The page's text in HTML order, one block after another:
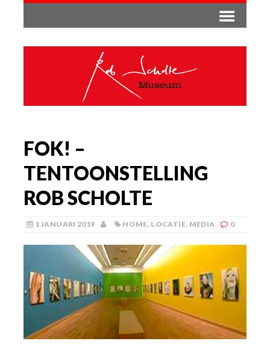
FOK! –
TENTOONSTELLING
ROB SCHOLTE
1 JANUARI 2019 HOME, LOCATIE, MEDIA 0